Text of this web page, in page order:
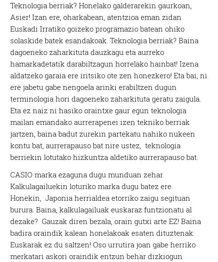
Teknologia berriak? Honelako galderarekin gaurkoan,
Asier! Izan ere, oharkabean, atentzioa eman zidan
Euskadi Irratiko goizeko programazio batean ohiko
solaskide batek esandakoak. Teknologia berriak? Baina
dagoeneko zaharkituta dauzkagu eta aurreko
hamarkadetatik darabiltzagun horrelako hainbat! Izena
aldatzeko garaia ere iritsiko ote zen honezkero! Eta bai, ni
ere jabetu gabe nengoela arinki erabiltzen dugun
terminologia hori dagoeneko zaharkituta geratu zaigula.
Eta ez naiz ni hasiko oraintxe gaur egun teknologia
mailan emandako aurrerapenei izen tekniko berriak
jartzen, baina badut zurekin partekatu nahiko nukeen
kontu bat, aurrerapauso bat nire ustez, teknologia
berriekin lotutako hizkuntza aldetiko aurrerapauso bat.
CASIO marka ezaguna dugu munduan zehar.
Kalkulagailuekin loturiko marka dugu batez ere.
Honekin, Japonia herrialdea etorriko zaigu segituan
burura. Baina, kalkulagailuak euskaraz funtzionatu al
dezake? Gauzak diren bezala, orain gutxi arte EZ! Baina
badira oraindik kalean honelakoak esaten dituztenak:
Euskarak ez du saltzen! Oso urrutira joan gabe herriko
merkatari askori oraindik entzun behar dizkiogun